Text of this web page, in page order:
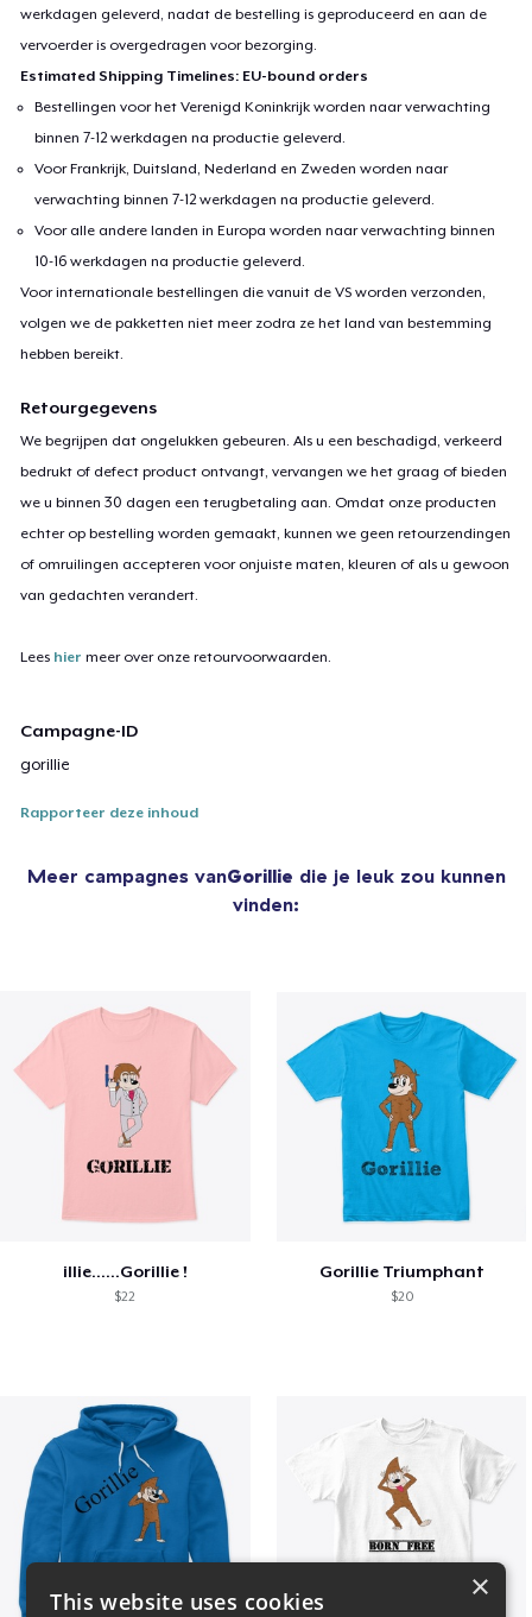
werkdagen geleverd, nadat de bestelling is geproduceerd en aan de
vervoerder is overgedragen voor bezorging.
Estimated Shipping Timelines: EU-bound orders
Bestellingen voor het Verenigd Koninkrijk worden naar verwachting
binnen 7-12 werkdagen na productie geleverd.
Voor Frankrijk, Duitsland, Nederland en Zweden worden naar
verwachting binnen 7-12 werkdagen na productie geleverd.
Voor alle andere landen in Europa worden naar verwachting binnen
10-16 werkdagen na productie geleverd.
Voor internationale bestellingen die vanuit de VS worden verzonden,
volgen we de pakketten niet meer zodra ze het land van bestemming
hebben bereikt.
Retourgegevens
We begrijpen dat ongelukken gebeuren. Als u een beschadigd, verkeerd
bedrukt of defect product ontvangt, vervangen we het graag of bieden
we u binnen 30 dagen een terugbetaling aan. Omdat onze producten
echter op bestelling worden gemaakt, kunnen we geen retourzendingen
of omruilingen accepteren voor onjuiste maten, kleuren of als u gewoon
van gedachten verandert.
Lees hier meer over onze retourvoorwaarden.
Campagne-ID
gorillie
Rapporteer deze inhoud
Meer campagnes vanGorillie die je leuk zou kunnen
vinden:
illie......Gorillie !
$22
Gorillie Triumphant
$20
×
This website uses cookies